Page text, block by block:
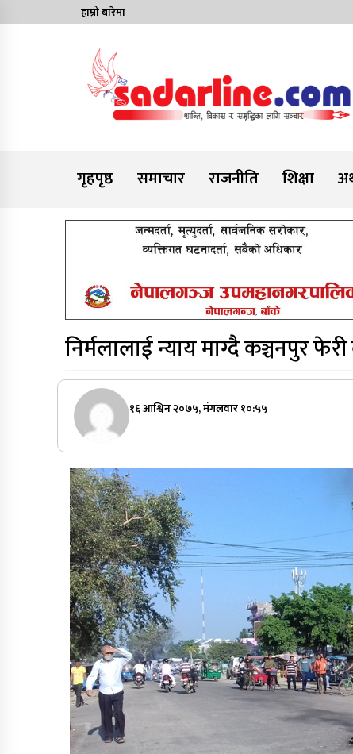
to
हाम्रो बारेमा
गृहपृष्ठ
समाचार राजनीति शिक्षा
निर्मलालाई न्याय माग्दै कञ्चनपुर
१६ आश्विन २०७५, मंगलवार १०:५५